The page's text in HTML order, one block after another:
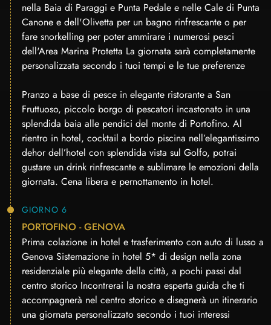
nella Baia di Paraggi e Punta Pedale e nelle Cale di Punta
Canone e dell'Olivetta per un bagno rinfrescante o per
fare snorkelling per poter ammirare i numerosi pesci
dell'Area Marina Protetta La giornata sarà completamente
personalizzata secondo i tuoi tempi e le tue preferenze
Pranzo a base di pesce in elegante ristorante a San
Fruttuoso, piccolo borgo di pescatori incastonato in una
splendida baia alle pendici del monte di Portofino. Al
rientro in hotel, cocktail a bordo piscina nell’elegantissimo
dehor dell’hotel con splendida vista sul Golfo, potrai
gustare un drink rinfrescante e sublimare le emozioni della
giornata. Cena libera e pernottamento in hotel.
GIORNO 6
PORTOFINO - GENOVA
Prima colazione in hotel e trasferimento con auto di lusso a
Genova Sistemazione in hotel 5* di design nella zona
residenziale più elegante della città, a pochi passi dal
centro storico Incontrerai la nostra esperta guida che ti
accompagnerà nel centro storico e disegnerà un itinerario
una giornata personalizzato secondo i tuoi interessi